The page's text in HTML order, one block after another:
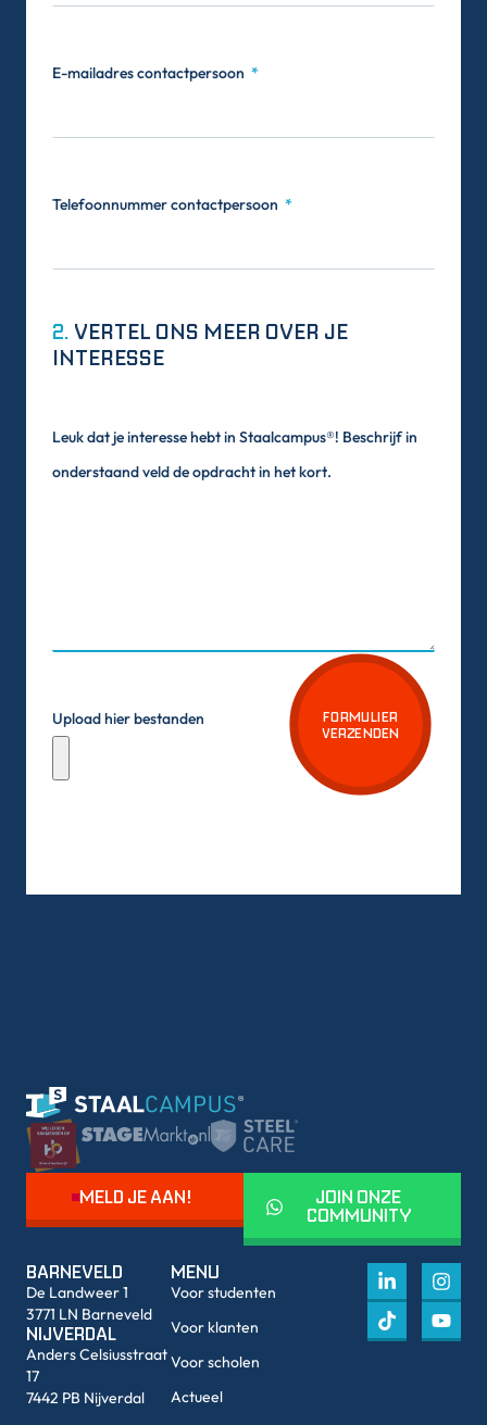
E-mailadres contactpersoon
Telefoonnummer contactpersoon
2. VERTEL ONS MEER OVER JE
INTERESSE
Leuk dat je interesse hebt in Staalcampus®! Beschrijf in
onderstaand veld de opdracht in het kort.
Upload hier bestanden
FORMULIER
VERZENDEN
MELD JE AAN! JOIN ONZE
COMMUNITY
BARNEVELD
De Landweer 1
3771 LN Barneveld
NIJVERDAL
Anders Celsiusstraat
17
7442 PB Nijverdal
MENU
Voor studenten
Voor klanten
Voor scholen
Actueel